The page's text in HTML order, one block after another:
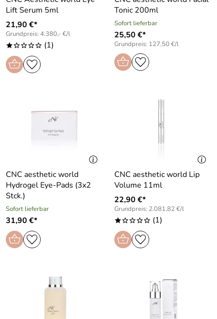
Lift Serum 5ml
21,90 €*
Grundpreis: 4.380,- €/l
*oooo (1)
Tonic 200ml
Sofort lieferbar
25,50 €*
Grundpreis: 127,50 €/l
CNC aesthetic world
Hydrogel Eye-Pads (3x2
Stck.)
Sofort lieferbar
31,90 €*
CNC aesthetic world Lip
Volume 11ml
22,90 €*
Grundpreis: 2.081,82 €/l
*oooo (1)